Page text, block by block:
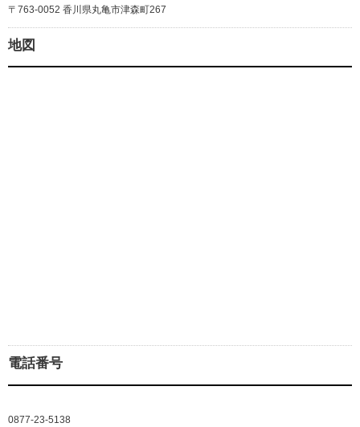
〒763-0052 香川県丸亀市津森町267
地図
電話番号
0877-23-5138